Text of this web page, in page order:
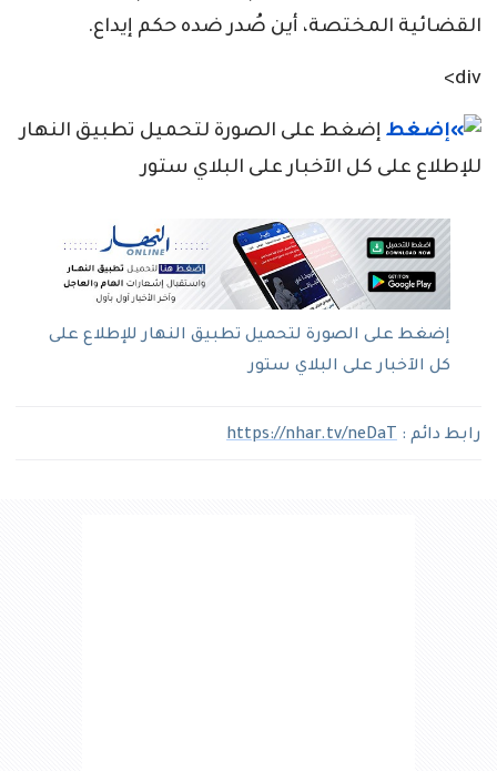
القضائية المختصة، أين صُدر ضده حكم إيداع.
div>
إضغط على الصورة لتحميل تطبيق النهار
للإطلاع على كل الآخبار على البلاي ستور
إضغط على الصورة لتحميل تطبيق النهار للإطلاع على
كل الآخبار على البلاي ستور
رابط دائم : https://nhar.tv/neDaT